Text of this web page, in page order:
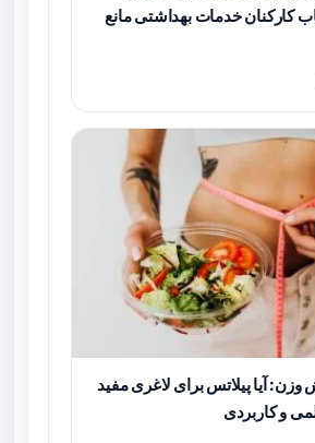
کارکنان خدمات بهداشتی مانع
وزن: آیا پیلاتس برای لاغری مفید
و کاربردی